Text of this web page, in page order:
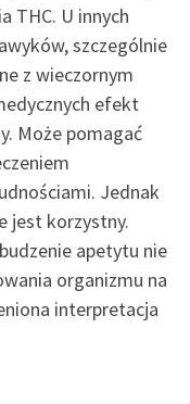
THC. U innych
szczególnie
z wieczornym
efekt
Może pomagać
Jednak
jest korzystny.
apetytu nie
organizmu na
interpretacja